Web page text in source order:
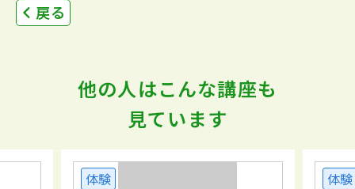
戻る
他の人はこんな講座も
見ています
体験 体験